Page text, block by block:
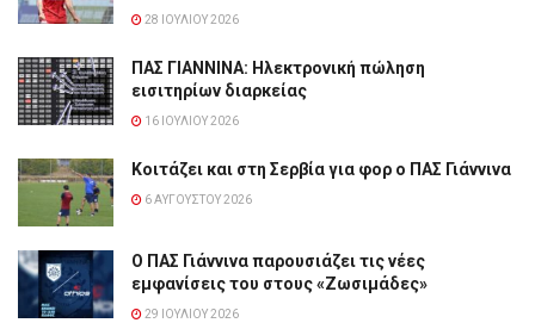
28 ΙΟΥΛΊΟΥ 2026
ΠΑΣ ΓΙΑΝΝΙΝΑ: Hλεκτρονική πώληση
εισιτηρίων διαρκείας
16 ΙΟΥΛΊΟΥ 2026
Κοιτάζει και στη Σερβία για φορ ο ΠΑΣ Γιάννινα
6 ΑΥΓΟΎΣΤΟΥ 2026
Ο ΠΑΣ Γιάννινα παρουσιάζει τις νέες
εμφανίσεις του στους «Ζωσιμάδες»
29 ΙΟΥΛΊΟΥ 2026